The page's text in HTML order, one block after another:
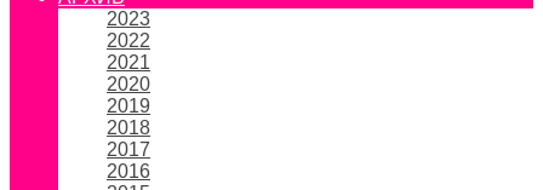
2023
2022
2021
2020
2019
2018
2017
2016